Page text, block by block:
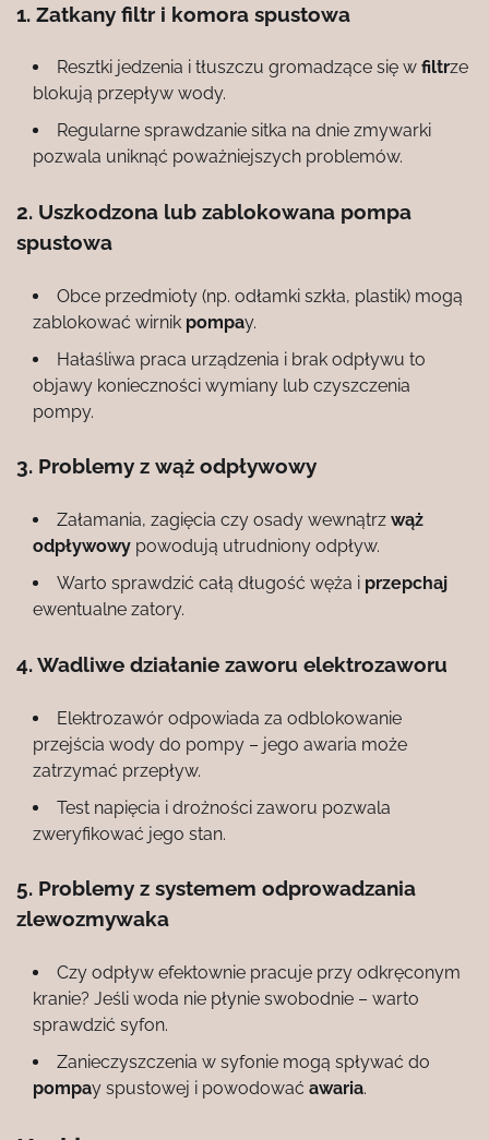
1. Zatkany filtr i komora spustowa
Resztki jedzenia i tłuszczu gromadzące się w filtrze
blokują przepływ wody.
Regularne sprawdzanie sitka na dnie zmywarki
pozwala uniknąć poważniejszych problemów.
2. Uszkodzona lub zablokowana pompa
spustowa
Obce przedmioty (np. odłamki szkła, plastik) mogą
zablokować wirnik pompay.
Hałaśliwa praca urządzenia i brak odpływu to
objawy konieczności wymiany lub czyszczenia
pompy.
3. Problemy z wąż odpływowy
Załamania, zagięcia czy osady wewnątrz wąż
odpływowy powodują utrudniony odpływ.
Warto sprawdzić całą długość węża i przepchaj
ewentualne zatory.
4. Wadliwe działanie zaworu elektrozaworu
Elektrozawór odpowiada za odblokowanie
przejścia wody do pompy – jego awaria może
zatrzymać przepływ.
Test napięcia i drożności zaworu pozwala
zweryfikować jego stan.
5. Problemy z systemem odprowadzania
zlewozmywaka
Czy odpływ efektownie pracuje przy odkręconym
kranie? Jeśli woda nie płynie swobodnie – warto
sprawdzić syfon.
Zanieczyszczenia w syfonie mogą spływać do
pompay spustowej i powodować awaria.